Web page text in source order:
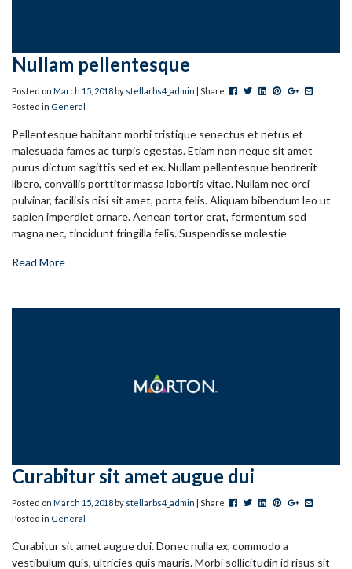
Nullam pellentesque
Posted on March 15 2018by stellarbs4_admin | Share Post this to Facebook
Tweet this
Share this on
Pin this on
+1 this on
Share
Posted in General
Pellentesque habitant morbi tristique senectus et netus et
malesuada fames ac turpis egestas. Etiam non neque sit amet
purus dictum sagittis sed et ex. Nullam pellentesque hendrerit
libero, convallis porttitor massa lobortis vitae. Nullam nec orci
pulvinar, facilisis nisi sit amet, porta felis. Aliquam bibendum leo ut
sapien imperdiet ornare. Aenean tortor erat, fermentum sed
magna nec, tincidunt fringilla felis. Suspendisse molestie
Read More
Curabitur sit amet augue dui
Posted on March 15 2018by stellarbs4_admin | Share Post this to Facebook
Tweet this
Share this on
Pin this on
+1 this on
Share
Posted in General
Curabitur sit amet augue dui. Donec nulla ex, commodo a
vestibulum quis, ultricies quis mauris. Morbi sollicitudin id risus sit